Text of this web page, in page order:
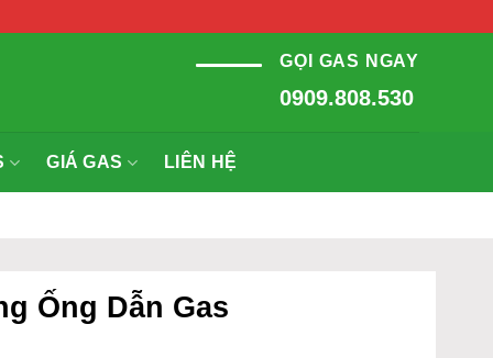
GỌI GAS NGAY
0909.808.530
GIÁ GAS LIÊN HỆ
Ống Dẫn Gas